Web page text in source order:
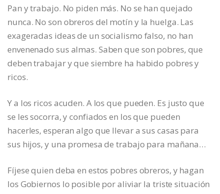
Pan y trabajo. No piden más. No se han quejado
nunca. No son obreros del motín y la huelga. Las
exageradas ideas de un socialismo falso, no han
envenenado sus almas. Saben que son pobres, que
deben trabajar y que siembre ha habido pobres y
ricos.
Y a los ricos acuden. A los que pueden. Es justo que
se les socorra, y confiados en los que pueden
hacerles, esperan algo que llevar a sus casas para
sus hijos, y una promesa de trabajo para mañana…
Fíjese quien deba en estos pobres obreros, y hagan
los Gobiernos lo posible por aliviar la triste situación